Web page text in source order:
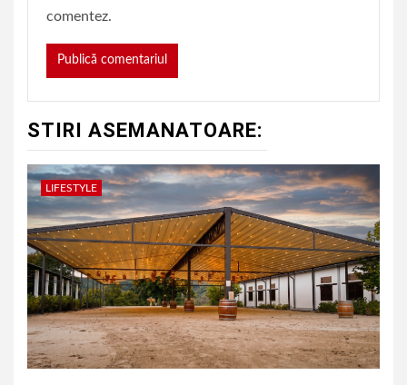
comentez.
STIRI ASEMANATOARE:
LIFESTYLE